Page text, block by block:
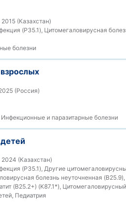
(Казахстан)
(P35.1), Цитомегаловирусная
болезни
(Россия)
и паразитарные болезни
(Казахстан)
(P35.1), Другие
болезнь неуточненная
(B25.2+) (K87.1*),
Педиатрия